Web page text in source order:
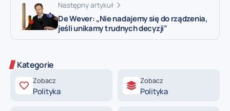
Następny artykuł
De Wever: „Nie nadajemy się do rządzenia,
jeśli unikamy trudnych decyzji”
Kategorie
Zobacz
Polityka
Zobacz
Polityka